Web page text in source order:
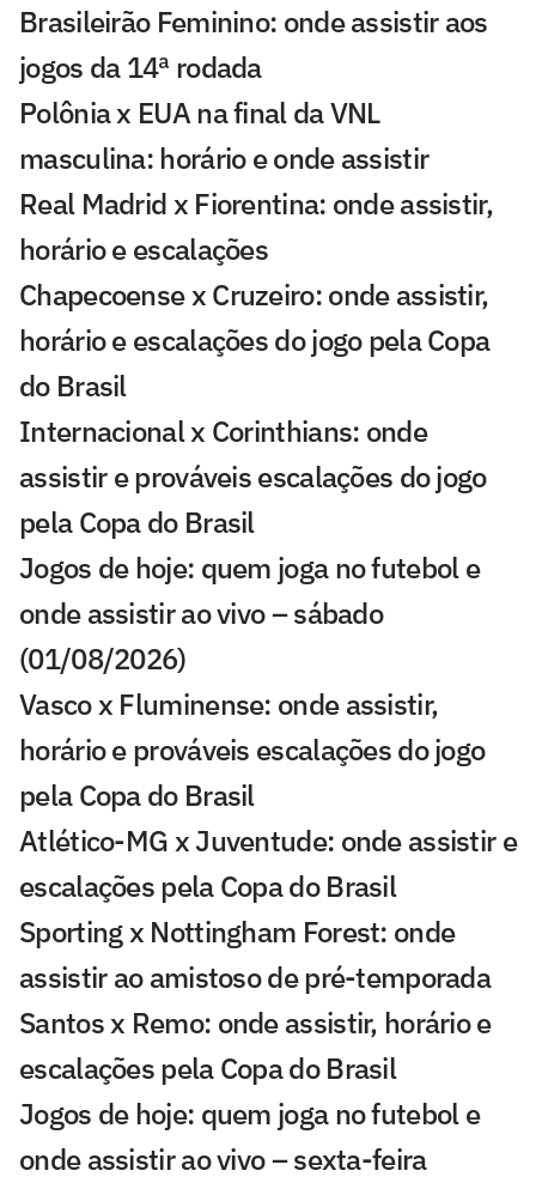
Brasileirão Feminino: onde assistir aos
jogos da 14ª rodada
Polônia x EUA na final da VNL
masculina: horário e onde assistir
Real Madrid x Fiorentina: onde assistir,
horário e escalações
Chapecoense x Cruzeiro: onde assistir,
horário e escalações do jogo pela Copa
do Brasil
Internacional x Corinthians: onde
assistir e prováveis escalações do jogo
pela Copa do Brasil
Jogos de hoje: quem joga no futebol e
onde assistir ao vivo – sábado
(01/08/2026)
Vasco x Fluminense: onde assistir,
horário e prováveis escalações do jogo
pela Copa do Brasil
Atlético-MG x Juventude: onde assistir e
escalações pela Copa do Brasil
Sporting x Nottingham Forest: onde
assistir ao amistoso de pré-temporada
Santos x Remo: onde assistir, horário e
escalações pela Copa do Brasil
Jogos de hoje: quem joga no futebol e
onde assistir ao vivo – sexta-feira